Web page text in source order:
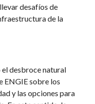
desafíos de
de la
desbroce natural
ENGIE sobre los
y las opciones para